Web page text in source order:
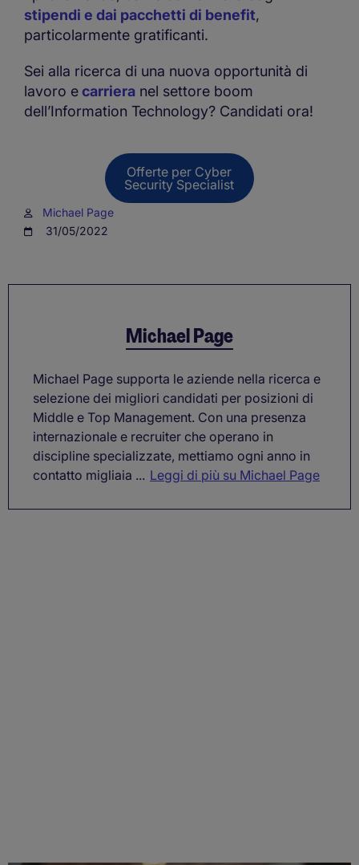
stipendi e dai pacchetti di benefit,
particolarmente gratificanti.
Sei alla ricerca di una nuova opportunità di
lavoro ecarriera nel settore boom
dell’Information Technology? Candidati ora!
Offerte per Cyber
Security Specialist
Michael Page
31/05/2022
Michael Page
Michael Page supporta le aziende nella ricerca e
selezione dei migliori candidati per posizioni di
Middle e Top Management. Con una presenza
internazionale e recruiter che operano in
discipline specializzate, mettiamo ogni anno in
contatto migliaia ... Leggi di più su Michael Page